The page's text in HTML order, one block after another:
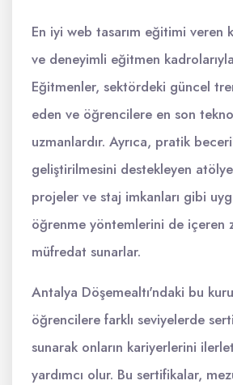
En iyi web tasarım eğitimi veren
ve deneyimli eğitmen
Eğitmenler, sektördeki güncel
eden ve öğrencilere en son
uzmanlardır. Ayrıca, pratik
geliştirilmesini destekleyen atölye
projeler ve staj imkanları gibi
öğrenme yöntemlerini de içeren
müfredat sunarlar.
Antalya Döşemealtı'ndaki bu
öğrencilere farklı seviyelerde
sunarak onların kariyerlerini
yardımcı olur. Bu sertifikalar,